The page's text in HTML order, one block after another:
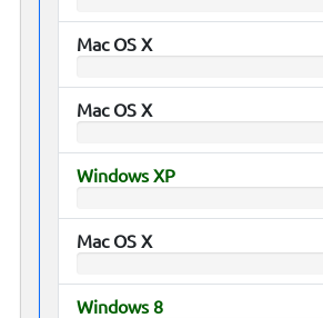
Mac OS X
Mac OS X
Windows XP
Mac OS X
Windows 8